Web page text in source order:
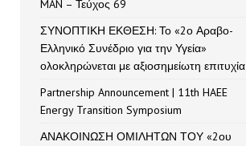
MAN – Τεύχος 69
ΣΥΝΟΠΤΙΚΗ ΕΚΘΕΣΗ: Το «2ο Αραβο-
Ελληνικό Συνέδριο για την Υγεία»
ολοκληρώνεται με αξιοσημείωτη επιτυχία
Partnership Announcement | 11th HAEE
Energy Transition Symposium
ΑΝΑΚΟΙΝΩΣΗ ΟΜΙΛΗΤΩΝ ΤΟΥ «2ου